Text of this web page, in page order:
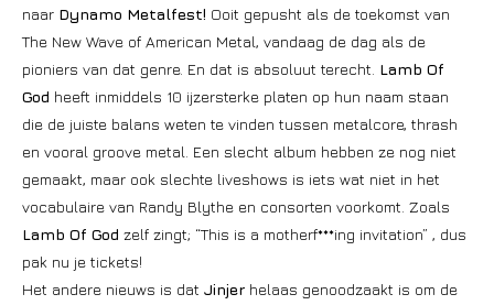
naar Dynamo Metalfest! Ooit gepusht als de toekomst van
The New Wave of American Metal, vandaag de dag als de
pioniers van dat genre. En dat is absoluut terecht. Lamb Of
God heeft inmiddels 10 ijzersterke platen op hun naam staan
die de juiste balans weten te vinden tussen metalcore, thrash
en vooral groove metal. Een slecht album hebben ze nog niet
gemaakt, maar ook slechte liveshows is iets wat niet in het
vocabulaire van Randy Blythe en consorten voorkomt. Zoals
Lamb Of God zelf zingt; “This is a motherf***ing invitation” , dus
pak nu je tickets!
Het andere nieuws is dat Jinjer helaas genoodzaakt is om de